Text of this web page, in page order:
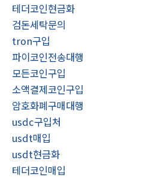
테더코인현금화
검돈세탁문의
tron구입
파이코인전송대행
모든코인구입
소액결제코인구입
암호화폐구매대행
usdc구입처
usdt매입
usdt현금화
테더코인매입